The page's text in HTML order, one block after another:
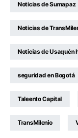
Noticias de Sumapaz
Noticias de
Noticias de Usaquén
seguridad en Bogotá
Taleento Capital
TransMilenio